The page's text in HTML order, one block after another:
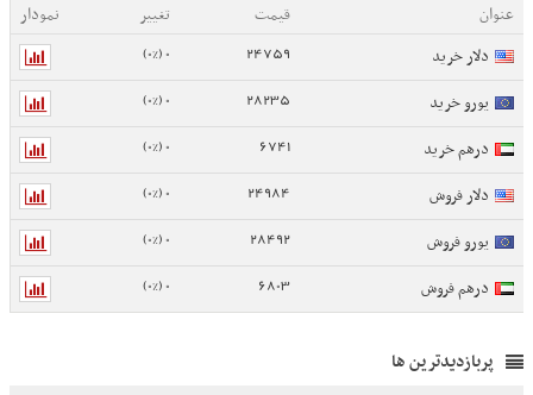
عنوان
قیمت تغییر
نمودار
دلار خرید
24759
0 (0%)
یورو خرید 28235
0 (0%)
درهم خرید 6741
0 (0%)
دلار فروش 24984
0 (0%)
یورو فروش 28492
0 (0%)
درهم فروش 6803
0 (0%)
پربازدیدترین ها